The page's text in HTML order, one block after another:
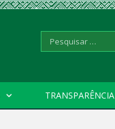
Pesquisar
TRANSPARÊNCIA